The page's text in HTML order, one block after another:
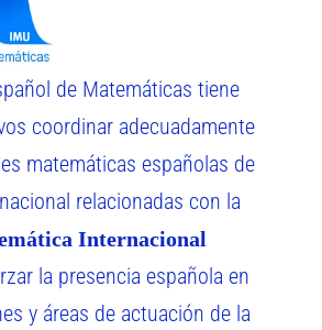
de Matemáticas tiene
coordinar adecuadamente
matemáticas españolas de
relacionadas con la
Internacional
la presencia española en
y áreas de actuación de la